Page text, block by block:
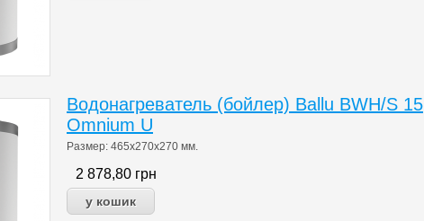
Водонагреватель (бойлер) Ballu BWH/S 15
Omnium U
Размер: 465х270х270 мм.
2 878,80 грн